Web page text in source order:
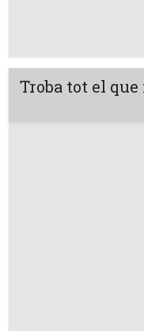
Troba tot el